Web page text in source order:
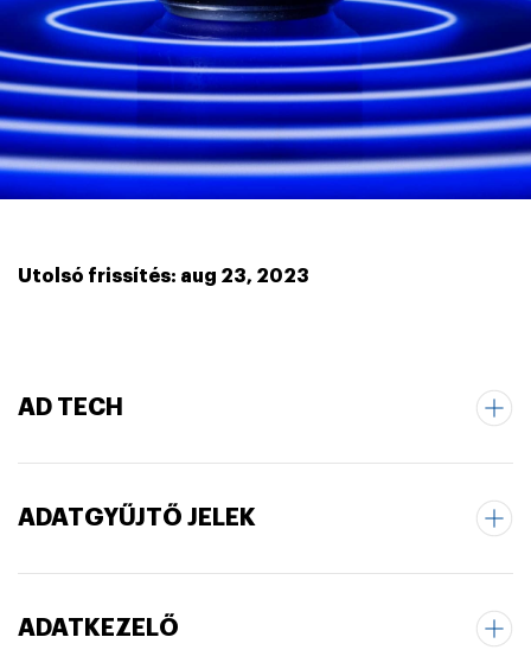
Utolsó frissítés: aug 23, 2023
AD TECH
ADATGYŰJTŐ JELEK
ADATKEZELŐ